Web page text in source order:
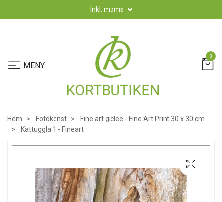
Inkl. moms
0
Hem Fotokonst
Fine art giclee - Fine Art Print 30 x 30 cm
Kattuggla 1 - Fineart